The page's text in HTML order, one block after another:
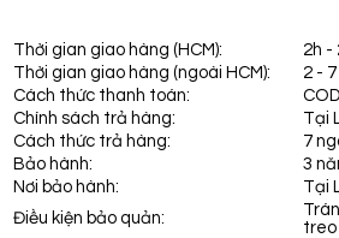
Thời gian giao hàng (HCM):
2h -
Thời gian giao hàng (ngoài HCM):
2 -
Cách thức thanh toán:
Chính sách trả hàng:
Tại
Cách thức trả hàng:
7
Bảo hành:
3
Nơi bảo hành:
Tại
Điều kiện bảo quản:
treo